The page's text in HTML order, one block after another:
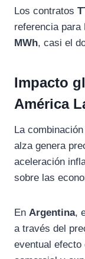
Los contratos
referencia para
MWh, casi el
Impacto
América
La
alza genera
aceleración
sobre las
En Argentina,
a través del
eventual